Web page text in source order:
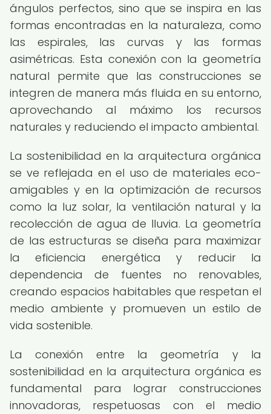
ángulos perfectos, sino que se inspira en las
formas encontradas en la naturaleza, como
las espirales, las curvas y las formas
asimétricas. Esta conexión con la geometría
natural permite que las construcciones se
integren de manera más fluida en su entorno,
aprovechando al máximo los recursos
naturales y reduciendo el impacto ambiental.
La sostenibilidad en la arquitectura orgánica
se ve reflejada en el uso de materiales eco-
amigables y en la optimización de recursos
como la luz solar, la ventilación natural y la
recolección de agua de lluvia. La geometría
de las estructuras se diseña para maximizar
la eficiencia energética y reducir la
dependencia de fuentes no renovables,
creando espacios habitables que respetan el
medio ambiente y promueven un estilo de
vida sostenible.
La conexión entre la geometría y la
sostenibilidad en la arquitectura orgánica es
fundamental para lograr construcciones
innovadoras, respetuosas con el medio